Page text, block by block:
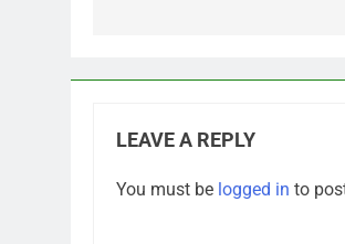
LEAVE A REPLY
You must be logged in to